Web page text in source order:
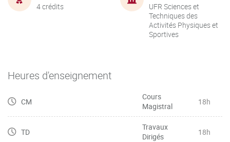
4 crédits
UFR Sciences et
Techniques des
Activités Physiques et
Sportives
Heures d'enseignement
CM
Cours
Magistral
18h
TD
Travaux
Dirigés
18h